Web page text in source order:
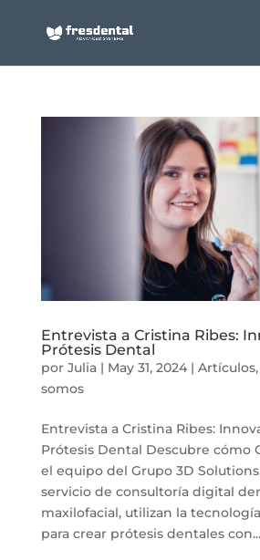
Entrevista a Cristina Ribes:
Prótesis Dental
por Julia| May 31, 2024| Artículos,
somos
Entrevista a Cristina Ribes:
Prótesis Dental Descubre cómo
el equipo del Grupo 3D
servicio de consultoría digital
maxilofacial, utilizan la
para crear prótesis dentales con...